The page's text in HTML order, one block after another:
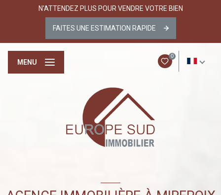
N'ATTENDEZ PLUS POUR VENDRE VOTRE BIEN
FAITES UNE ESTIMATION RAPIDE
0
MENU